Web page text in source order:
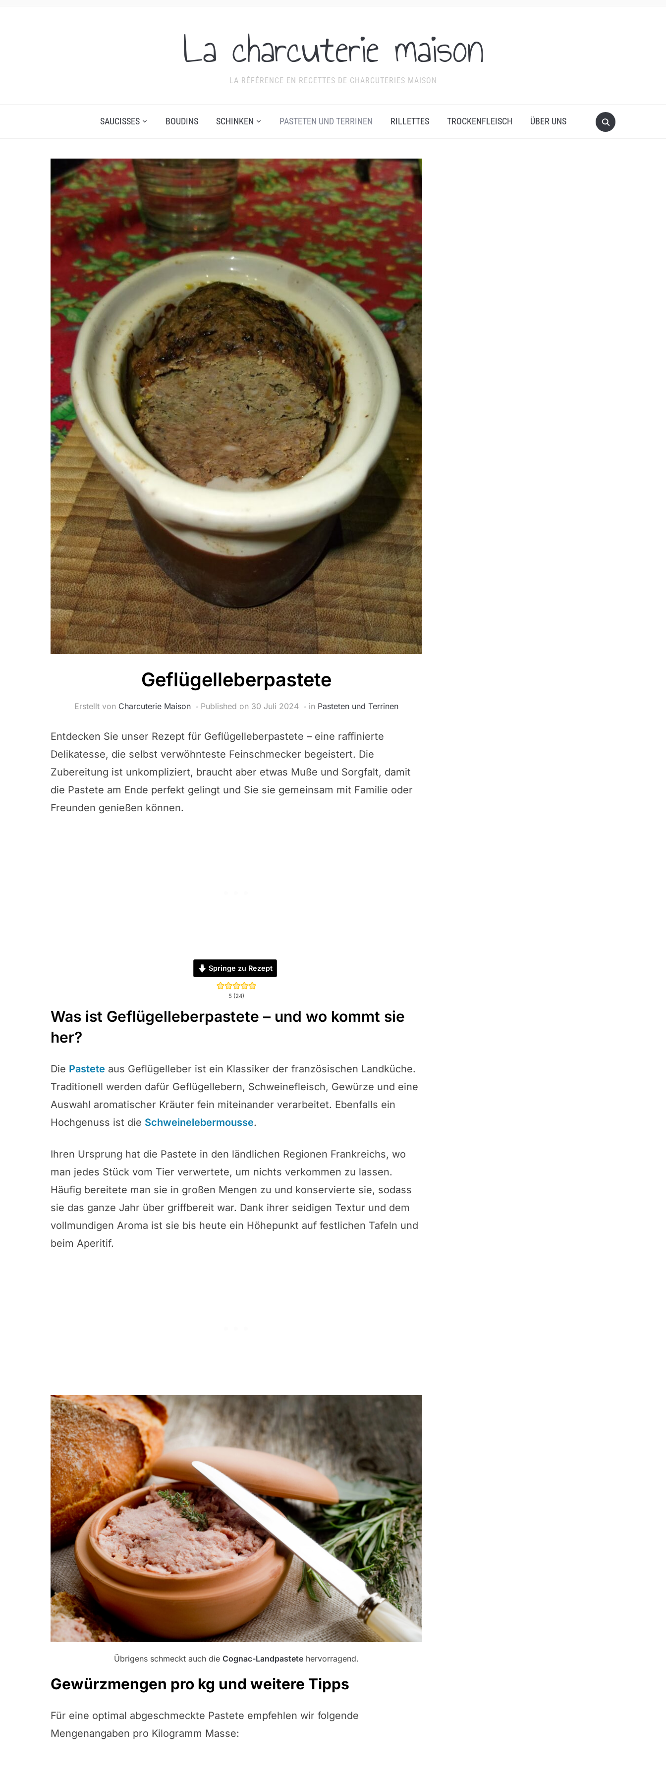
La charcuterie maison
LA RÉFÉRENCE EN RECETTES DE CHARCUTERIES MAISON
SAUCISSES BOUDINS SCHINKEN PASTETEN UND TERRINEN RILLETTES TROCKENFLEISCH ÜBER UNS
Geflügelleberpastete
Erstellt von Charcuterie Maison Published on 30 Juli 2024 in Pasteten und Terrinen
Entdecken Sie unser Rezept für Geflügelleberpastete – eine raffinierte
Delikatesse, die selbst verwöhnteste Feinschmecker begeistert. Die
Zubereitung ist unkompliziert, braucht aber etwas Muße und Sorgfalt, damit
die Pastete am Ende perfekt gelingt und Sie sie gemeinsam mit Familie oder
Freunden genießen können.
Springe zu Rezept
5 (24)
Was ist Geflügelleberpastete – und wo kommt sie
her?
Die Pastete aus Geflügelleber ist ein Klassiker der französischen Landküche.
Traditionell werden dafür Geflügellebern, Schweinefleisch, Gewürze und eine
Auswahl aromatischer Kräuter fein miteinander verarbeitet. Ebenfalls ein
Hochgenuss ist die Schweinelebermousse.
Ihren Ursprung hat die Pastete in den ländlichen Regionen Frankreichs, wo
man jedes Stück vom Tier verwertete, um nichts verkommen zu lassen.
Häufig bereitete man sie in großen Mengen zu und konservierte sie, sodass
sie das ganze Jahr über griffbereit war. Dank ihrer seidigen Textur und dem
vollmundigen Aroma ist sie bis heute ein Höhepunkt auf festlichen Tafeln und
beim Aperitif.
Übrigens schmeckt auch die Cognac-Landpastete hervorragend.
Gewürzmengen pro kg und weitere Tipps
Für eine optimal abgeschmeckte Pastete empfehlen wir folgende
Mengenangaben pro Kilogramm Masse: